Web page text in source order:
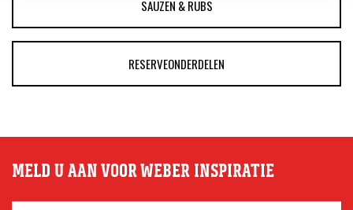
SAUZEN & RUBS
RESERVEONDERDELEN
MELD U AAN VOOR WEBER INSPIRATIE